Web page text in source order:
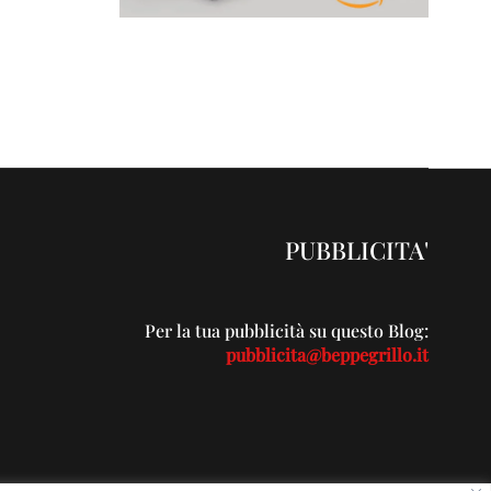
PUBBLICITA'
Per la tua pubblicità su questo Blog:
pubblicita@beppegrillo.it